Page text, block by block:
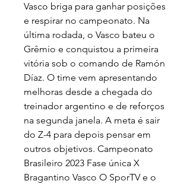
Vasco briga para ganhar posições
e respirar no campeonato. Na
última rodada, o Vasco bateu o
Grêmio e conquistou a primeira
vitória sob o comando de Ramón
Díaz. O time vem apresentando
melhoras desde a chegada do
treinador argentino e de reforços
na segunda janela. A meta é sair
do Z-4 para depois pensar em
outros objetivos. Campeonato
Brasileiro 2023 Fase única X
Bragantino Vasco O SporTV e o